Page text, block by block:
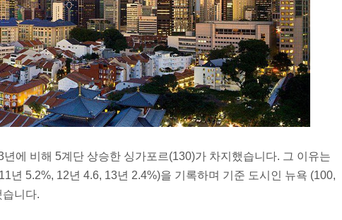
에 비해 5계단 상승한 싱가포르(130)가 차지했습니다. 그 이유는
년 5.2%, 12년 4.6, 13년 2.4%)을 기록하며 기준 도시인 뉴욕 (100,
니다.